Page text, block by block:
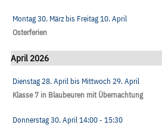
Montag 30. März bis Freitag 10. April
Osterferien
April 2026
Dienstag 28. April bis Mittwoch 29. April
Klasse 7 in Blaubeuren mit Übernachtung
Donnerstag 30. April14:00- 15:30